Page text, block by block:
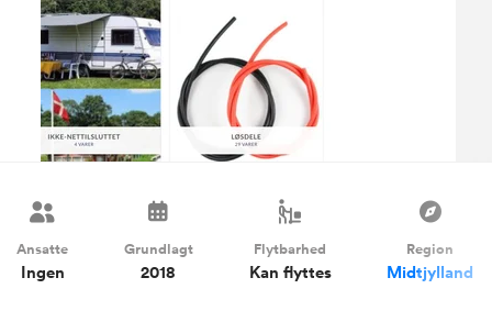
Ansatte
Ingen
Grundlagt
2018
Flytbarhed
Kan flyttes
Region
Midtjylland